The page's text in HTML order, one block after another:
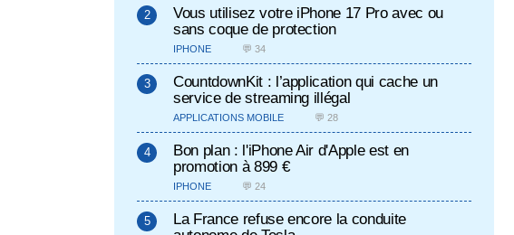
Vous utilisez votre iPhone 17 Pro avec ou
sans coque de protection
IPHONE 💬 34
CountdownKit : l’application qui cache un
service de streaming illégal
APPLICATIONS MOBILE 💬 28
Bon plan : l'iPhone Air d'Apple est en
promotion à 899 €
IPHONE 💬 24
La France refuse encore la conduite